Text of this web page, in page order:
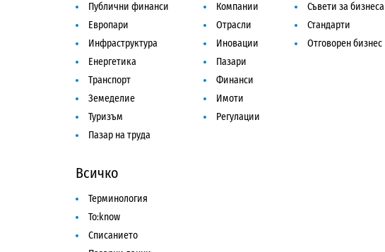
Публични финанси
Европари
Инфраструктура
Енергетика
Транспорт
Земеделие
Туризъм
Пазар на труда
Компании
Отрасли
Иновации
Пазари
Финанси
Имоти
Регулации
Съвети за бизнеса
Стандарти
Отговорен бизнес
Всичко
Терминология
To:know
Списанието